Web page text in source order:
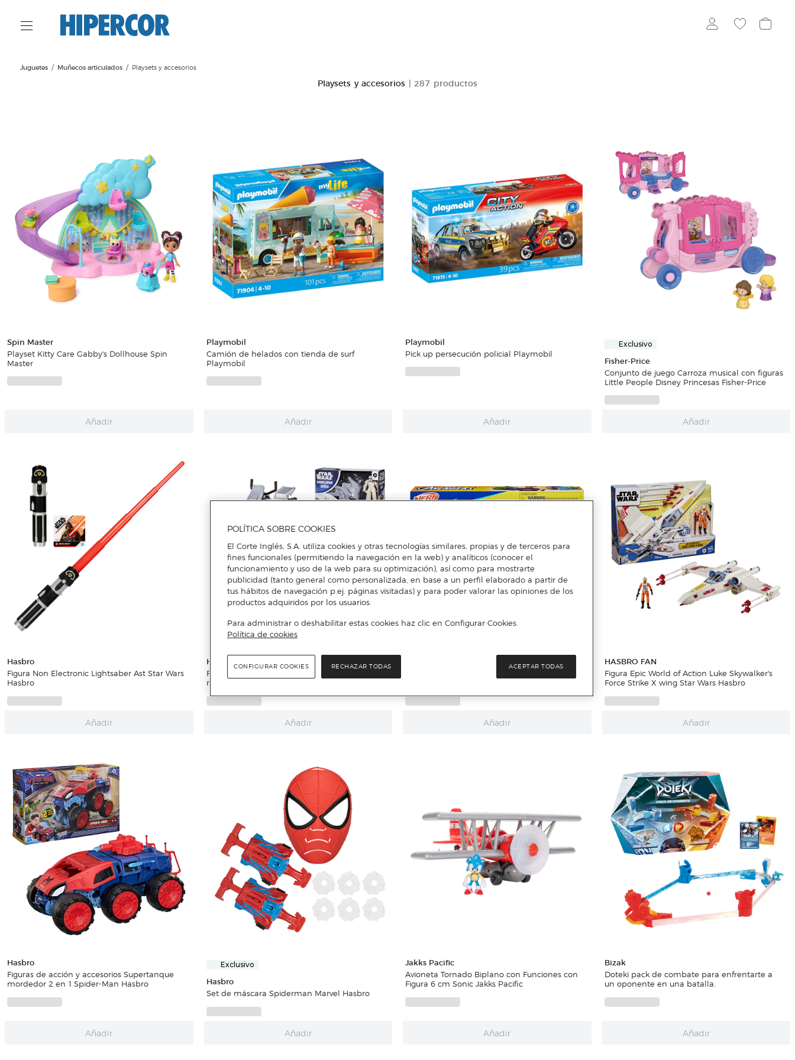
Juguetes Muñecos articulados Playsets y accesorios
Playsets y accesorios | 287 productos
Spin Master
Playset Kitty Care Gabby's Dollhouse Spin
Master
Añadir
Playmobil
Camión de helados con tienda de surf
Playmobil
Añadir
Playmobil
Pick up persecución policial Playmobil
Añadir
Exclusivo
Fisher-Price
Conjunto de juego Carroza musical con figuras
Little People Disney Princesas Fisher-Price
Añadir
Hasbro
Figura Non Electronic Lightsaber Ast Star Wars
Hasbro
Añadir
Hasbro
Figura ActionVerse y conductor imperial
remanente de AT RT Star Wars Hasbro
Añadir Añadir
HASBRO FAN
Figura Epic World of Action Luke Skywalker's
Force Strike X wing Star Wars Hasbro
Añadir
Hasbro
Figuras de acción y accesorios Supertanque
mordedor 2 en 1 Spider-Man Hasbro
Añadir
Exclusivo
Hasbro
Set de máscara Spiderman Marvel Hasbro
Añadir
Jakks Pacific
Avioneta Tornado Biplano con Funciones con
Figura 6 cm Sonic Jakks Pacific
Añadir
Bizak
Doteki pack de combate para enfrentarte a
un oponente en una batalla.
Añadir
POLÍTICA SOBRE COOKIES
El Corte Inglés, S.A. utiliza cookies y otras tecnologías similares, propias y de terceros para
fines funcionales (permitiendo la navegación en la web) y analíticos (conocer el
funcionamiento y uso de la web para su optimización), así como para mostrarte
publicidad (tanto general como personalizada, en base a un perfil elaborado a partir de
tus hábitos de navegación p.ej. páginas visitadas) y para poder valorar las opiniones de los
productos adquiridos por los usuarios.
Para administrar o deshabilitar estas cookies haz clic en Configurar Cookies.
Política de cookies
RECHAZAR TODAS ACEPTAR TODAS
CONFIGURAR COOKIES